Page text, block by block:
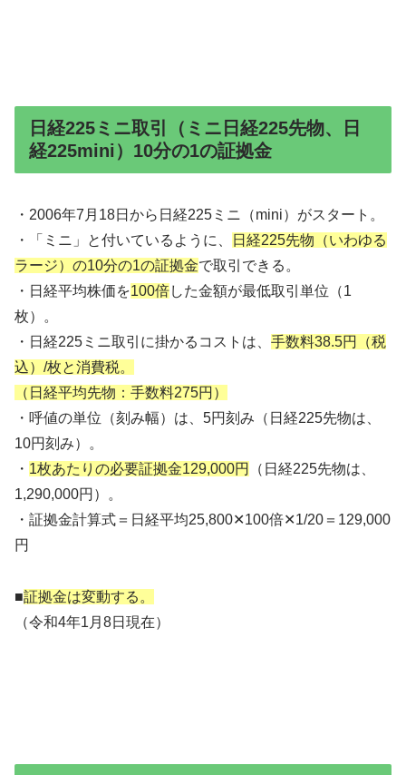
日経225ミニ取引（ミニ日経225先物、日
経225mini）10分の1の証拠金
・2006年7月18日から日経225ミニ（mini）がスタート。
・「ミニ」と付いているように、
日経225先物（いわゆる
ラージ）の10分の1の証拠金で取引できる。
・日経平均株価を100倍した金額が最低取引単位（1
枚）。
・日経225ミニ取引に掛かるコストは、 手数料38.5円（税
込）/枚と消費税。
（日経平均先物：手数料275円）
・呼値の単位（刻み幅）は、5円刻み（日経225先物は、
10円刻み）。
・ 1枚あたりの必要証拠金129,000円
（日経225先物は、
1,290,000円）。
・証拠金計算式＝日経平均25,800✕100倍✕1/20＝129,000
円
■証拠金は変動する。
（令和4年1月8日現在）